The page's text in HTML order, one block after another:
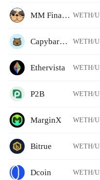
MM Finance
CapybaraDEX
Ethervista
P2B
MarginX
Bitrue
Dcoin